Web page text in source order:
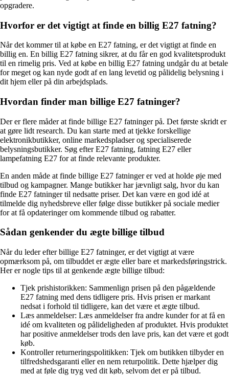
opgradere.
Hvorfor er det vigtigt at finde en billig E27 fatning?
Når det kommer til at købe en E27 fatning, er det vigtigt at finde en
billig en. En billig E27 fatning sikrer, at du får en god kvalitetsprodukt
til en rimelig pris. Ved at købe en billig E27 fatning undgår du at betale
for meget og kan nyde godt af en lang levetid og pålidelig belysning i
dit hjem eller på din arbejdsplads.
Hvordan finder man billige E27 fatninger?
Der er flere måder at finde billige E27 fatninger på. Det første skridt er
at gøre lidt research. Du kan starte med at tjekke forskellige
elektronikbutikker, online markedspladser og specialiserede
belysningsbutikker. Søg efter E27 fatning, fatning E27 eller
lampefatning E27 for at finde relevante produkter.
En anden måde at finde billige E27 fatninger er ved at holde øje med
tilbud og kampagner. Mange butikker har jævnligt salg, hvor du kan
finde E27 fatninger til nedsatte priser. Det kan være en god idé at
tilmelde dig nyhedsbreve eller følge disse butikker på sociale medier
for at få opdateringer om kommende tilbud og rabatter.
Sådan genkender du ægte billige tilbud
Når du leder efter billige E27 fatninger, er det vigtigt at være
opmærksom på, om tilbuddet er ægte eller bare et markedsføringstrick.
Her er nogle tips til at genkende ægte billige tilbud:
Tjek prishistorikken: Sammenlign prisen på den pågældende
E27 fatning med dens tidligere pris. Hvis prisen er markant
nedsat i forhold til tidligere, kan det være et ægte tilbud.
Læs anmeldelser: Læs anmeldelser fra andre kunder for at få en
idé om kvaliteten og pålideligheden af produktet. Hvis produktet
har positive anmeldelser trods den lave pris, kan det være et godt
køb.
Kontroller returneringspolitikken: Tjek om butikken tilbyder en
tilfredshedsgaranti eller en nem returpolitik. Dette hjælper dig
med at føle dig tryg ved dit køb, selvom det er på tilbud.